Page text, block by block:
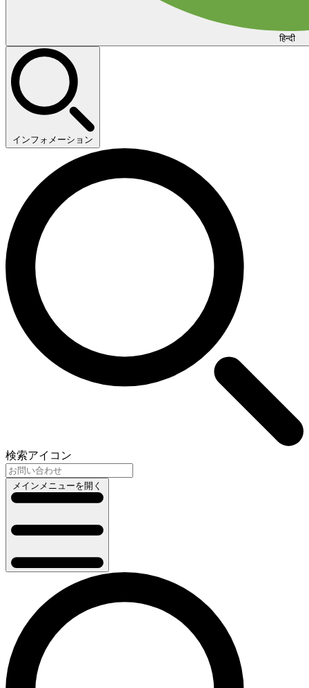
हिन्दी
インフォメーション
検索アイコン
メインメニューを開く